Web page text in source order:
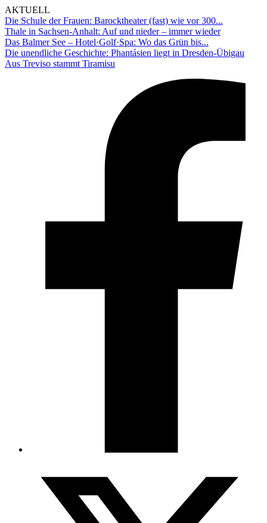
AKTUELL
Die Schule der Frauen: Barocktheater (fast) wie vor 300...
Thale in Sachsen-Anhalt: Auf und nieder – immer wieder
Das Balmer See – Hotel·Golf·Spa: Wo das Grün bis...
Die unendliche Geschichte: Phantásien liegt in Dresden-Übigau
Aus Treviso stammt Tiramisu